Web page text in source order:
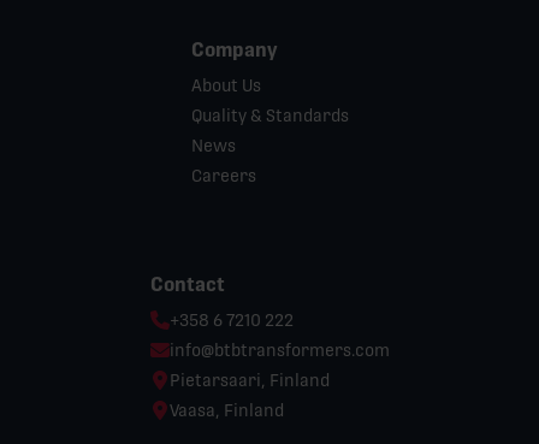
Company
About Us
Quality & Standards
News
Careers
Contact
Phone:
+358 6 7210 222
Email:
info@btbtransformers.com
Location:
Pietarsaari, Finland
Location:
Vaasa, Finland